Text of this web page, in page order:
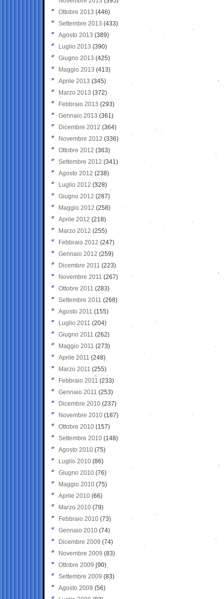
Ottobre 2013 (446)
Settembre 2013 (433)
Agosto 2013 (389)
Luglio 2013 (390)
Giugno 2013 (425)
Maggio 2013 (413)
Aprile 2013 (345)
Marzo 2013 (372)
Febbraio 2013 (293)
Gennaio 2013 (361)
Dicembre 2012 (364)
Novembre 2012 (336)
Ottobre 2012 (363)
Settembre 2012 (341)
Agosto 2012 (238)
Luglio 2012 (328)
Giugno 2012 (287)
Maggio 2012 (258)
Aprile 2012 (218)
Marzo 2012 (255)
Febbraio 2012 (247)
Gennaio 2012 (259)
Dicembre 2011 (223)
Novembre 2011 (267)
Ottobre 2011 (283)
Settembre 2011 (268)
Agosto 2011 (155)
Luglio 2011 (204)
Giugno 2011 (262)
Maggio 2011 (273)
Aprile 2011 (248)
Marzo 2011 (255)
Febbraio 2011 (233)
Gennaio 2011 (253)
Dicembre 2010 (237)
Novembre 2010 (187)
Ottobre 2010 (157)
Settembre 2010 (148)
Agosto 2010 (75)
Luglio 2010 (86)
Giugno 2010 (76)
Maggio 2010 (75)
Aprile 2010 (66)
Marzo 2010 (79)
Febbraio 2010 (73)
Gennaio 2010 (74)
Dicembre 2009 (74)
Novembre 2009 (83)
Ottobre 2009 (90)
Settembre 2009 (83)
Agosto 2009 (56)